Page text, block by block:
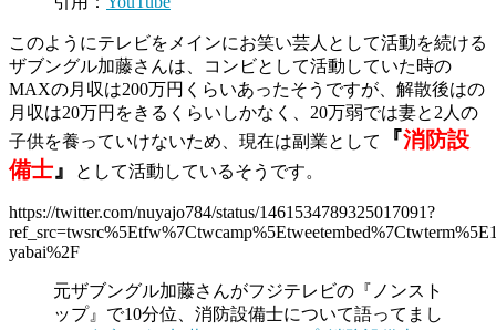
このようにテレビをメインにお笑い芸人として活動を続ける
ザブングル加藤さんは、コンビとして活動していた時の
MAXの月収は200万円くらいあったそうですが、解散後はの
月収は20万円をきるくらいしかなく、20万弱では妻と2人の
子供を養っていけないため、現在は副業として
『消防設
備士』 として活動しているそうです。
https://twitter.com/nuyajo784/status/1461534789325017091?
yabai%2F
元ザブングル加藤さんがフジテレビの『ノンスト
ップ』で10分位、消防設備士について語ってまし